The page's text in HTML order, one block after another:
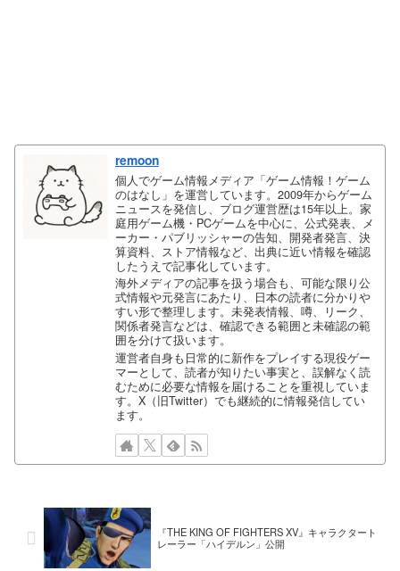
remoon
個人でゲーム情報メディア「ゲーム情報！ゲーム
のはなし」を運営しています。2009年からゲーム
ニュースを発信し、ブログ運営歴は15年以上。家
庭用ゲーム機・PCゲームを中心に、公式発表、メ
ーカー・パブリッシャーの告知、開発者発言、決
算資料、ストア情報など、出典に近い情報を確認
したうえで記事化しています。
海外メディアの記事を扱う場合も、可能な限り公
式情報や元発言にあたり、日本の読者に分かりや
すい形で整理します。未発表情報、噂、リーク、
関係者発言などは、確認できる範囲と未確認の範
囲を分けて扱います。
運営者自身も日常的に新作をプレイする現役ゲー
マーとして、読者が知りたい事実と、誤解なく読
むために必要な情報を届けることを重視していま
す。X（旧Twitter）でも継続的に情報発信してい
ます。
『THE KING OF FIGHTERS XV』キャラクタート
レーラー「ハイデルン」公開